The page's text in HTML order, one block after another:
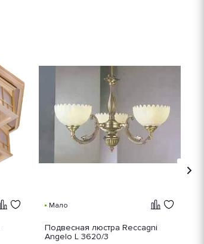
Мало
Подвесная люстра Reccagni
Angelo L 3620/3